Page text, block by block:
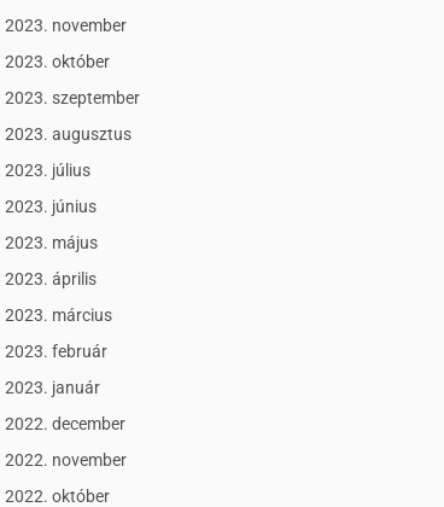
2023. november
2023. október
2023. szeptember
2023. augusztus
2023. július
2023. június
2023. május
2023. április
2023. március
2023. február
2023. január
2022. december
2022. november
2022. október